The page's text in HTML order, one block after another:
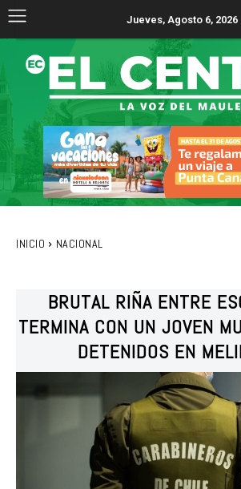
Jueves, Agosto 6, 2026
INICIO NACIONAL
BRUTAL RIÑA ENTRE
TERMINA CON UN JOVEN
DETENIDOS EN